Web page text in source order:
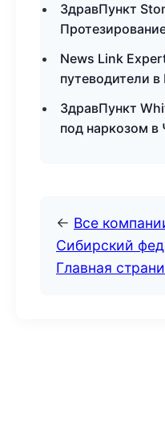
ЗдравПункт
News Link
путеводители
ЗдравПункт
под наркозом в
← Все
Сибирский
Главная